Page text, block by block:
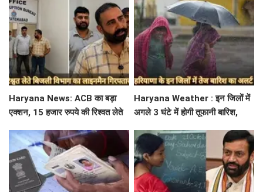
Haryana News: ACB का बड़ा
एक्शन, 15 हजार रुपये की रिश्वत लेते
Haryana Weather : इन जिलों में
अगले 3 घंटे में होगी तूफानी बारिश,